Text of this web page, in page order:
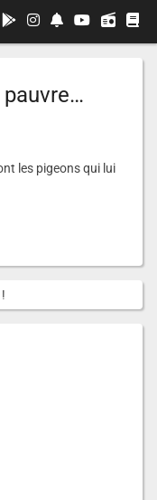
les pigeons qui lui